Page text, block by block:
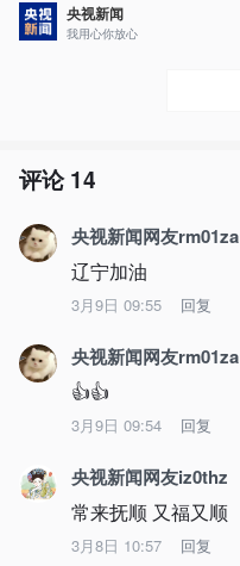
央视新闻
我用心你放心
评论14
央视新闻网友rm01za
辽宁加油
3月9日 09:55 回复
央视新闻网友rm01za
👍👍
3月9日 09:54 回复
央视新闻网友iz0thz
常来抚顺 又福又顺
3月8日 10:57 回复